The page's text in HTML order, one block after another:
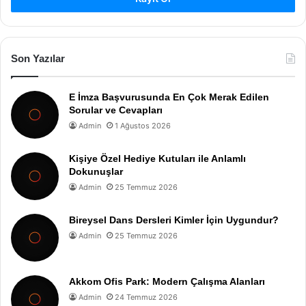
Son Yazılar
E İmza Başvurusunda En Çok Merak Edilen
Sorular ve Cevapları
Admin 1 Ağustos 2026
Kişiye Özel Hediye Kutuları ile Anlamlı
Dokunuşlar
Admin 25 Temmuz 2026
Bireysel Dans Dersleri Kimler İçin Uygundur?
Admin 25 Temmuz 2026
Akkom Ofis Park: Modern Çalışma Alanları
Admin 24 Temmuz 2026